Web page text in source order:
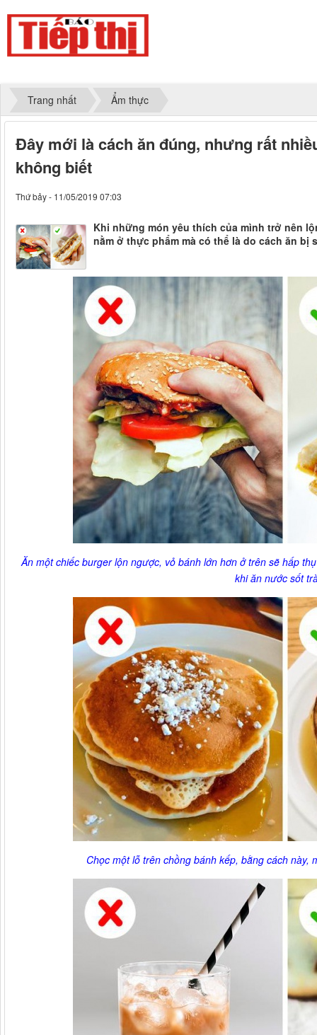
Trang nhất Ẩm thực
Đây mới là cách ăn đúng, nhưng rất
không biết
Thứ bảy - 11/05/2019 07:03
Khi những món yêu thích của mình trở nên
nằm ở thực phẩm mà có thể là do cách ăn bị
Ăn một chiếc burger lộn ngược, vỏ bánh lớn hơn ở trên sẽ hấp
khi ăn nước sốt
Chọc một lỗ trên chồng bánh kếp, bằng cách này,